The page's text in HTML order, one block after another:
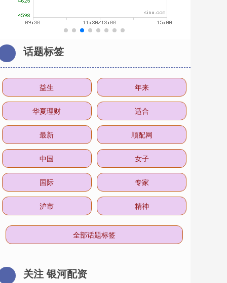
话题标签
益生 年来
华夏理财 适合
最新 顺配网
中国 女子
国际 专家
沪市 精神
全部话题标签
关注 银河配资